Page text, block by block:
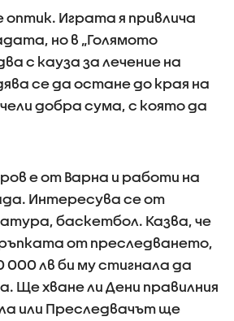
оптик. Играта я привлича
но в „Голямото
с кауза за лечение на
се да остане до края на
добра сума, с която да
е от Варна и работи на
Интересува се от
баскетбол. Казва, че
от преследването,
000 лв би му стигнала да
Ще хване ли Дени правилния
или Преследвачът ще